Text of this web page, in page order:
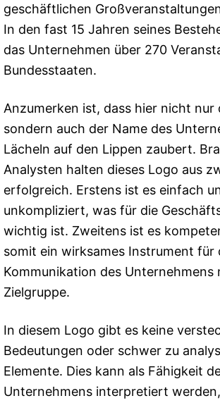
geschäftlichen
In den fast 15 Jahren seines
das Unternehmen über 270
Bundesstaaten.
Anzumerken ist, dass hier nicht nur
sondern auch der Name des
Lächeln auf den Lippen zaubert.
Analysten halten dieses Logo aus
erfolgreich. Erstens ist es einfach
unkompliziert, was für die
wichtig ist. Zweitens ist es
somit ein wirksames Instrument für
Kommunikation des Unternehmens
Zielgruppe.
In diesem Logo gibt es keine
Bedeutungen oder schwer zu
Elemente. Dies kann als Fähigkeit
Unternehmens interpretiert